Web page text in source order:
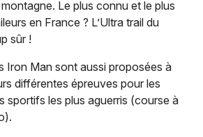
Le plus connu et le plus
en France ? L’Ultra trail du
sûr !
Iron Man sont aussi proposées à
différentes épreuves pour les
sportifs les plus aguerris (course à